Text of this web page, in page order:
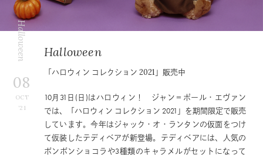
Halloween
08
OCT
’21
Halloween
「ハロウィン コレクション 2021」販売中
10月31日(日)はハロウィン！ ジャン＝ポール・エヴァン
では、「ハロウィン コレクション 2021」を期間限定で販売
しています。今年はジャック・オ・ランタンの仮面をつけ
て仮装したテディベアが新登場。テディベアには、人気の
ボンボンショコラや3種類のキャラメルがセットになって